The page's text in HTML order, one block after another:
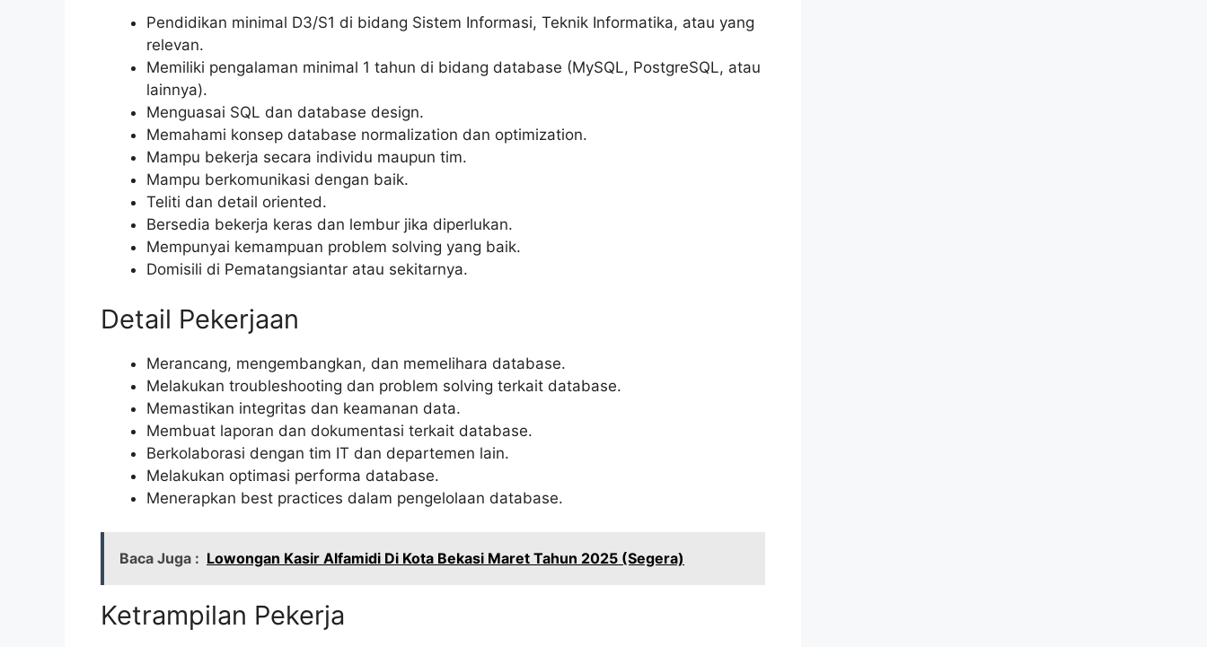
Pendidikan minimal D3/S1 di bidang Sistem Informasi, Teknik Informatika, atau yang
relevan.
Memiliki pengalaman minimal 1 tahun di bidang database (MySQL, PostgreSQL, atau
lainnya).
Menguasai SQL dan database design.
Memahami konsep database normalization dan optimization.
Mampu bekerja secara individu maupun tim.
Mampu berkomunikasi dengan baik.
Teliti dan detail oriented.
Bersedia bekerja keras dan lembur jika diperlukan.
Mempunyai kemampuan problem solving yang baik.
Domisili di Pematangsiantar atau sekitarnya.
Detail Pekerjaan
Merancang, mengembangkan, dan memelihara database.
Melakukan troubleshooting dan problem solving terkait database.
Memastikan integritas dan keamanan data.
Membuat laporan dan dokumentasi terkait database.
Berkolaborasi dengan tim IT dan departemen lain.
Melakukan optimasi performa database.
Menerapkan best practices dalam pengelolaan database.
Baca Juga : Lowongan Kasir Alfamidi Di Kota Bekasi Maret Tahun 2025 (Segera)
Ketrampilan Pekerja